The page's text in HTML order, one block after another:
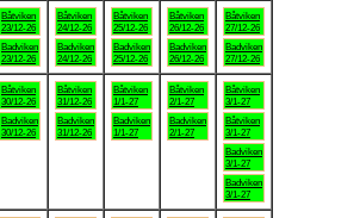
Båtviken
23/12-26
Badviken
23/12-26
Båtviken
24/12-26
Badviken
24/12-26
Båtviken
25/12-26
Badviken
25/12-26
Båtviken
26/12-26
Badviken
26/12-26
Båtviken
27/12-26
Badviken
27/12-26
Båtviken
30/12-26
Badviken
30/12-26
Båtviken
31/12-26
Badviken
31/12-26
Båtviken
1/1-27
Badviken
1/1-27
Båtviken
2/1-27
Badviken
2/1-27
Båtviken
3/1-27
Båtviken
3/1-27
Badviken
3/1-27
Badviken
3/1-27